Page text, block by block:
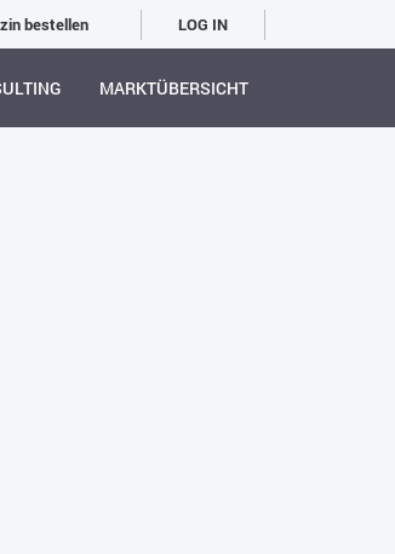
bestellen LOG IN
MARKTÜBERSICHT